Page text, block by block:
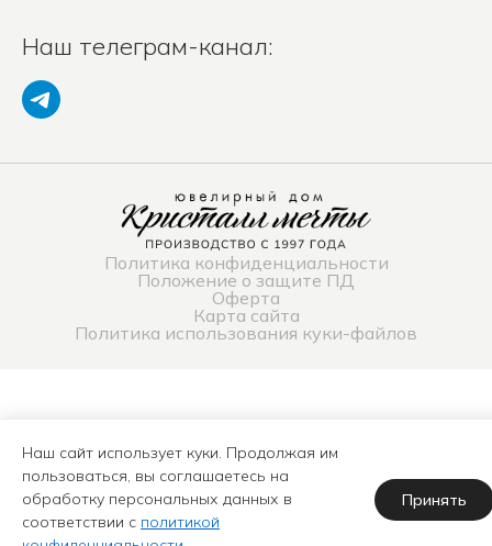
Наш телеграм-канал:
Политика конфиденциальности
Положение о защите ПД
Оферта
Карта сайта
Политика использования куки-файлов
Наш сайт использует куки. Продолжая им
пользоваться, вы соглашаетесь на
обработку персональных данных в
соответствии с политикой
Принять